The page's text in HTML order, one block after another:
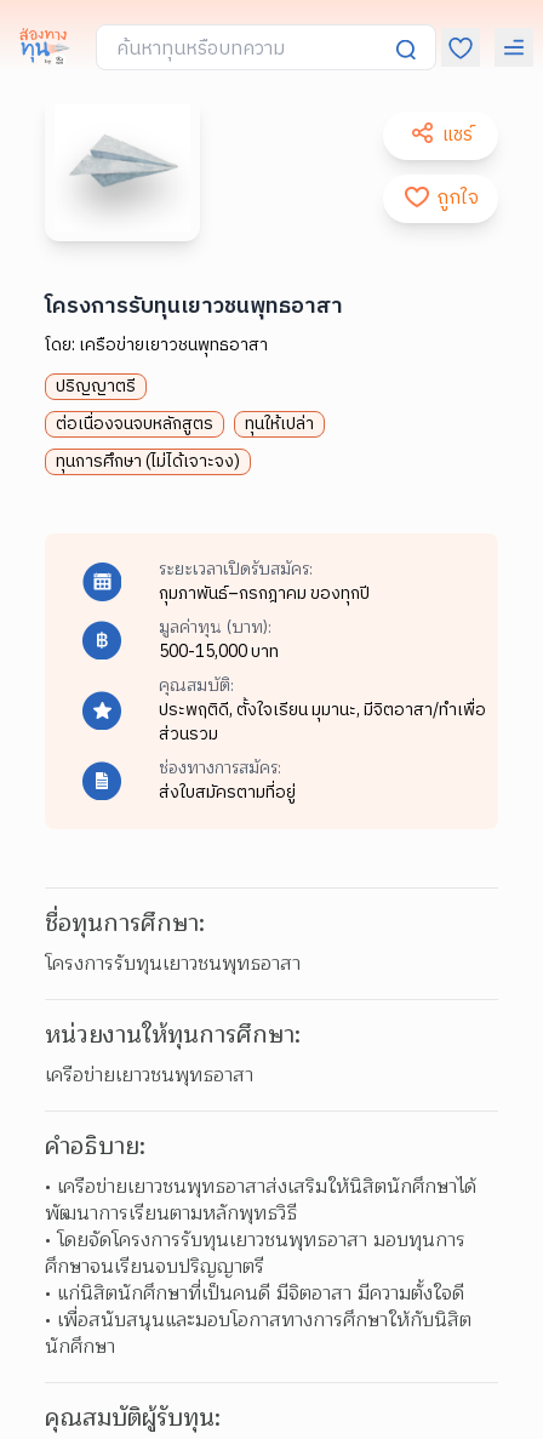
แชร์
ถูกใจ
โครงการรับทุนเยาวชนพุทธอาสา
โดย: เครือข่ายเยาวชนพุทธอาสา
ปริญญาตรี
ต่อเนื่องจนจบหลักสูตร
ทุนให้เปล่า
ทุนการศึกษา (ไม่ได้เจาะจง)
ระยะเวลาเปิดรับสมัคร:
กุมภาพันธ์–กรกฎาคม ของทุกปี
มูลค่าทุน (บาท):
500-15,000 บาท
คุณสมบัติ:
ประพฤติดี,ตั้งใจเรียน มุมานะ,มีจิตอาสา/ทำเพื่อ
ส่วนรวม
ช่องทางการสมัคร:
ส่งใบสมัครตามที่อยู่
ชื่อทุนการศึกษา:
โครงการรับทุนเยาวชนพุทธอาสา
หน่วยงานให้ทุนการศึกษา:
เครือข่ายเยาวชนพุทธอาสา
คำอธิบาย:
เครือข่ายเยาวชนพุทธอาสาส่งเสริมให้นิสิตนักศึกษาได้
พัฒนาการเรียนตามหลักพุทธวิธี
โดยจัดโครงการรับทุนเยาวชนพุทธอาสา มอบทุนการ
ศึกษาจนเรียนจบปริญญาตรี
แก่นิสิตนักศึกษาที่เป็นคนดี มีจิตอาสา มีความตั้งใจดี
เพื่อสนับสนุนและมอบโอกาสทางการศึกษาให้กับนิสิต
นักศึกษา
คุณสมบัติผู้รับทุน: